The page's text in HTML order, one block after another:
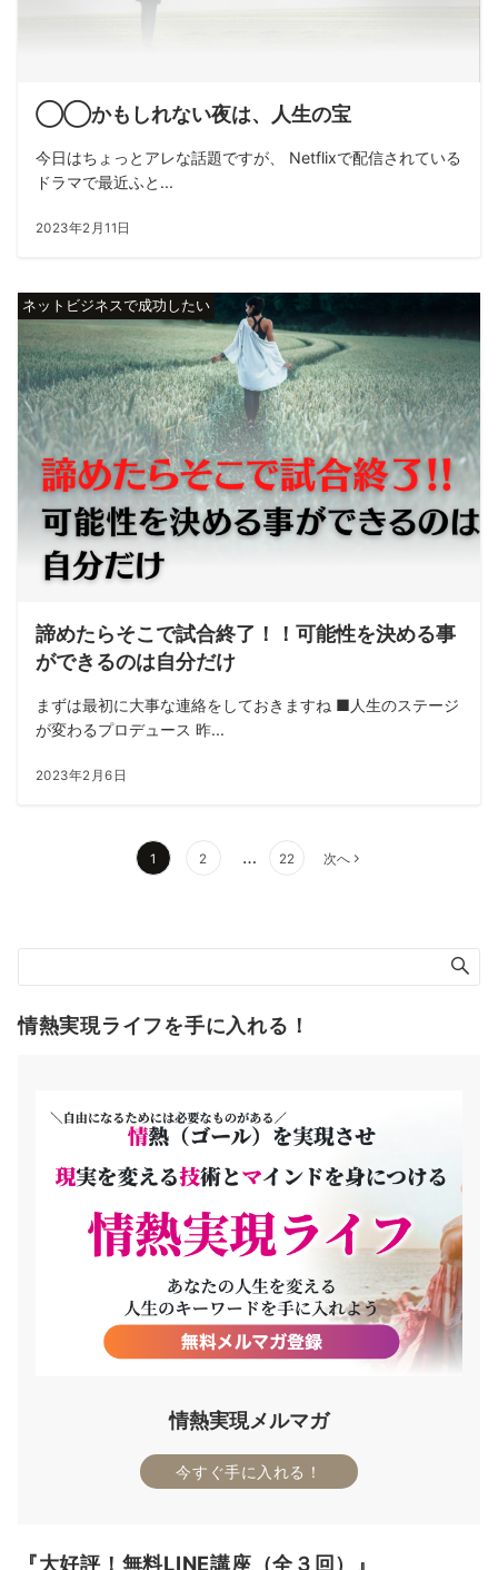
◯◯かもしれない夜は、人生の宝
今日はちょっとアレな話題ですが、 Netflixで配信されている
ドラマで最近ふと...
2023年2月11日
ネットビジネスで成功したい
諦めたらそこで試合終了！！可能性を決める事
ができるのは自分だけ
まずは最初に大事な連絡をしておきますね ■人生のステージ
が変わるプロデュース 昨...
2023年2月6日
ー
シ
1 2 … 22 次へ
情熱実現ライフを手に入れる！
情熱実現メルマガ
今すぐ手に入れる！
『大好評！無料LINE講座（全３回）』